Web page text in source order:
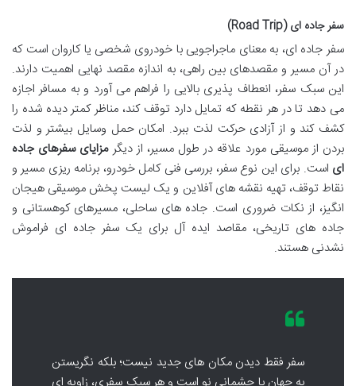
سفر جاده ای (Road Trip)
سفر جاده ای، به معنای ماجراجویی با خودروی شخصی یا کاروان است که
در آن مسیر و مقصدهای بین راهی، به اندازه مقصد نهایی اهمیت دارند.
این سبک سفر، انعطاف پذیری بالایی را فراهم می آورد و به مسافر اجازه
می دهد تا در هر نقطه که تمایل دارد توقف کند، مناظر کمتر دیده شده را
کشف کند و از آزادی حرکت لذت ببرد. امکان حمل وسایل بیشتر و لذت
بردن از موسیقی مورد علاقه در طول مسیر، از دیگرمزایای سفرهای جاده
ای است. برای این نوع سفر، بررسی فنی کامل خودرو، برنامه ریزی مسیر و
نقاط توقف، تهیه نقشه های آفلاین و یک لیست پخش موسیقی هیجان
انگیز، از نکات ضروری است. جاده های ساحلی، مسیرهای کوهستانی و
جاده های تاریخی، مقاصد ایده آل برای یک سفر جاده ای فراموش
نشدنی هستند.
سفر فقط دیدن مکان های جدید نیست؛ بلکه نگریستن